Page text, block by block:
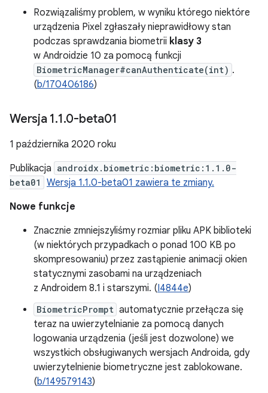
Rozwiązaliśmy problem, w wyniku którego niektóre
urządzenia Pixel zgłaszały nieprawidłowy stan
podczas sprawdzania biometrii klasy 3
w Androidzie 10 za pomocą funkcji
BiometricManager#canAuthenticate(int) .
(b/170406186)
Wersja 1.1.0-beta01
1 października 2020 roku
Publikacja androidx.biometric:biometric:1.1.0-
beta01
Wersja 1.1.0-beta01 zawiera te zmiany.
Nowe funkcje
Znacznie zmniejszyliśmy rozmiar pliku APK biblioteki
(w niektórych przypadkach o ponad 100 KB po
skompresowaniu) przez zastąpienie animacji okien
statycznymi zasobami na urządzeniach
z Androidem 8.1 i starszymi. (I4844e)
BiometricPrompt automatycznie przełącza się
teraz na uwierzytelnianie za pomocą danych
logowania urządzenia (jeśli jest dozwolone) we
wszystkich obsługiwanych wersjach Androida, gdy
uwierzytelnienie biometryczne jest zablokowane.
(b/149579143)